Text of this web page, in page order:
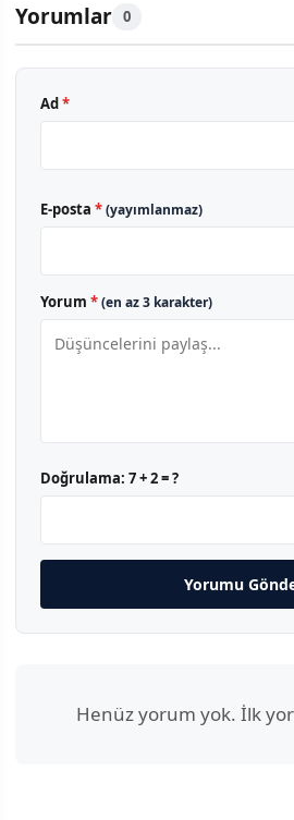
Yorumlar 0
Ad*
E-posta *(yayımlanmaz)
Yorum *(en az 3 karakter)
Doğrulama: 7 + 2 = ?
Yorumu
Henüz yorum yok. İlk